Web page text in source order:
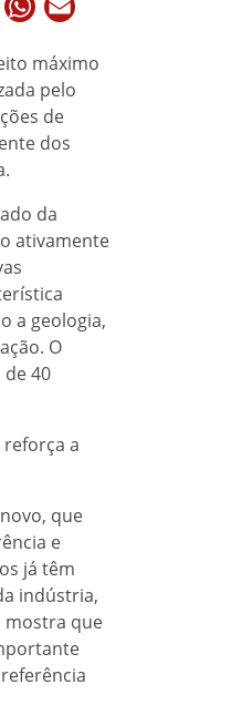
máximo
pelo
de
dos
da
ativamente
a geologia,
O
40
a
que
e
já têm
indústria,
mostra que